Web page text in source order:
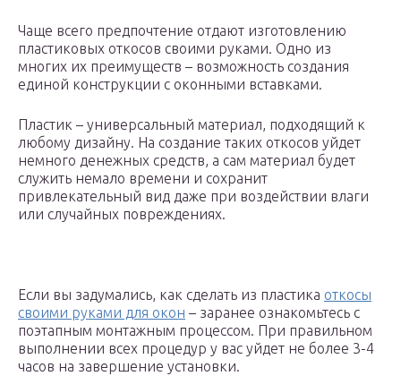
Чаще всего предпочтение отдают изготовлению
пластиковых откосов своими руками. Одно из
многих их преимуществ – возможность создания
единой конструкции с оконными вставками.
Пластик – универсальный материал, подходящий к
любому дизайну. На создание таких откосов уйдет
немного денежных средств, а сам материал будет
служить немало времени и сохранит
привлекательный вид даже при воздействии влаги
или случайных повреждениях.
Если вы задумались, как сделать из пластика откосы
своими руками для окон – заранее ознакомьтесь с
поэтапным монтажным процессом. При правильном
выполнении всех процедур у вас уйдет не более 3-4
часов на завершение установки.